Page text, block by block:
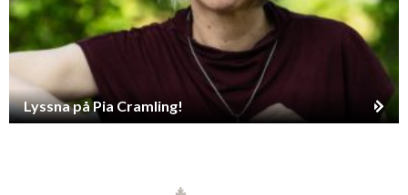
Lyssna på Pia Cramling!